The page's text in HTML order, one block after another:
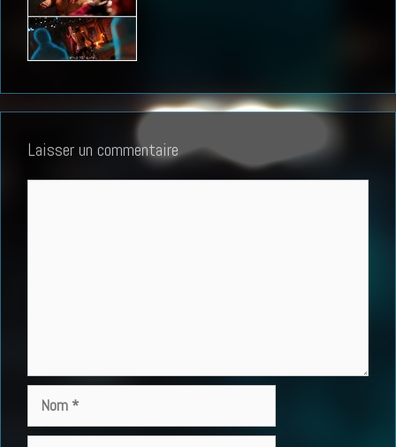
Laisser un commentaire